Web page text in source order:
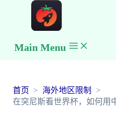
Main Menu
首页
海外地区限制
在突尼斯看世界杯，如何用